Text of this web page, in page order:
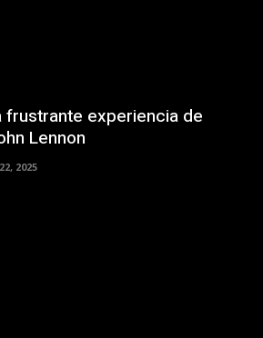
frustrante experiencia de
Lennon
2025